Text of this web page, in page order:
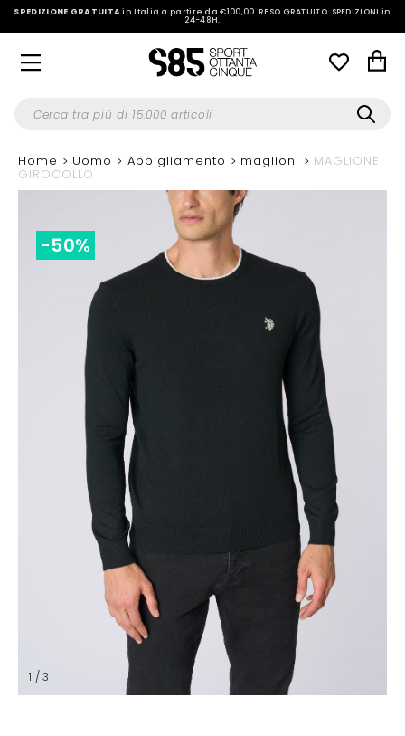
SPEDIZIONE GRATUITAin Italia a partire da €100,00.RESO GRATUITO. SPEDIZIONI in
24-48H.
Home Uomo Abbigliamento maglioni MAGLIONE
GIROCOLLO
1 / 3
-50%